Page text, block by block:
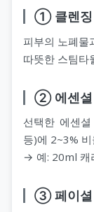
① 클렌징
피부의 노폐물
따뜻한 스팀타
② 에센셜
선택한 에센
등)에 2~3%
→ 예: 20ml 캐
③ 페이셜